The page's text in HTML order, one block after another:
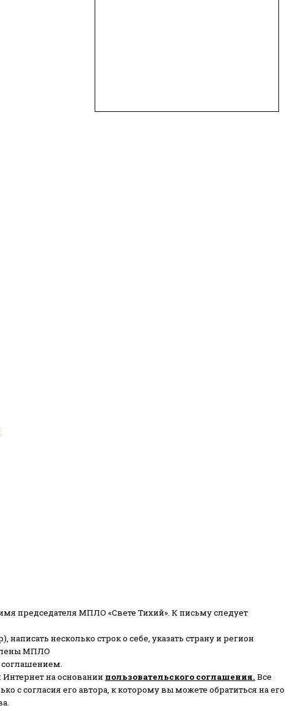
председателя МПЛО «Свете Тихий». К письму следует
несколько строк о себе, указать страну и регион
МПЛО
соглашением.
на основании пользовательского соглашения. Все
с согласия его автора, к которому вы можете обратиться на его